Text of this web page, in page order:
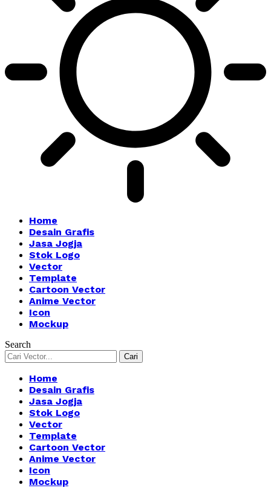
Home
Desain Grafis
Jasa Jogja
Stok Logo
Vector
Template
Cartoon Vector
Anime Vector
Icon
Mockup
Search
Home
Desain Grafis
Jasa Jogja
Stok Logo
Vector
Template
Cartoon Vector
Anime Vector
Icon
Mockup